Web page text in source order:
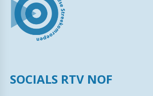
SOCIALS RTV NOF